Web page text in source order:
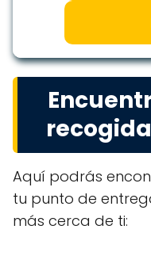
Aquí podrás
tu punto de
más cerca de ti: